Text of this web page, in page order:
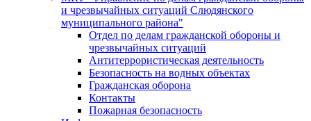
и чрезвычайных ситуаций Слюдянского
муниципального района"
Отдел по делам гражданской обороны и
чрезвычайных ситуаций
Антитеррористическая деятельность
Безопасность на водных объектах
Гражданская оборона
Контакты
Пожарная безопасность